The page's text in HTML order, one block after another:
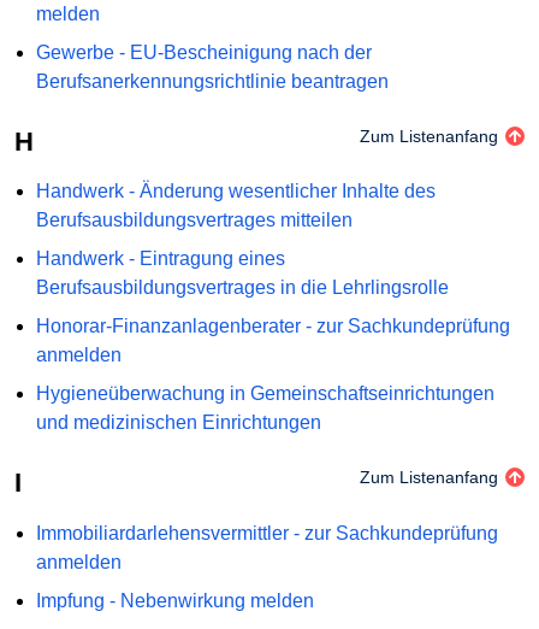
melden
Gewerbe - EU-Bescheinigung nach der
Berufsanerkennungsrichtlinie beantragen
H Zum Listenanfang
Handwerk - Änderung wesentlicher Inhalte des
Berufsausbildungsvertrages mitteilen
Handwerk - Eintragung eines
Berufsausbildungsvertrages in die Lehrlingsrolle
Honorar-Finanzanlagenberater - zur Sachkundeprüfung
anmelden
Hygieneüberwachung in Gemeinschaftseinrichtungen
und medizinischen Einrichtungen
I Zum Listenanfang
Immobiliardarlehensvermittler - zur Sachkundeprüfung
anmelden
Impfung - Nebenwirkung melden